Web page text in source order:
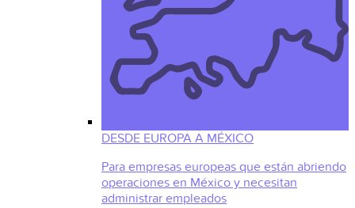
DESDE EUROPA A MÉXICO
Para empresas europeas que están abriendo
operaciones en México y necesitan
administrar empleados